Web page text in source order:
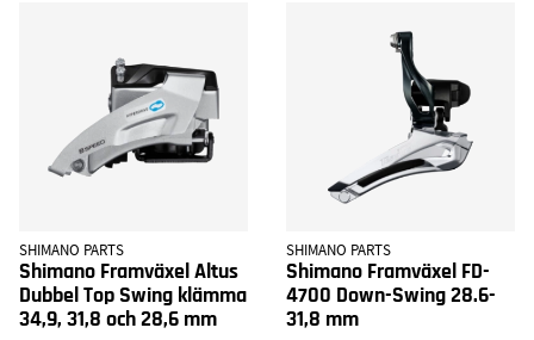
SHIMANO PARTS
Shimano Framväxel Altus
Dubbel Top Swing klämma
34,9, 31,8 och 28,6 mm
SHIMANO PARTS
Shimano Framväxel FD-
4700 Down-Swing 28.6-
31,8 mm